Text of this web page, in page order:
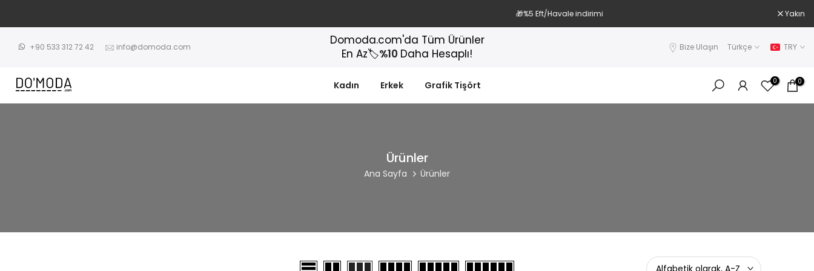
atla
Yakın
+90 533 312 72 42 info@domoda.com
Domoda.com'da Tüm Ürünler
En Az🏷️%10 Daha Hesaplı! Bize Ulaşın Türkçe TRY
Kadın Erkek Grafik Tişört 0 0
Ürünler
Ana Sayfa Ürünler
Alfabetik olarak, A-Z